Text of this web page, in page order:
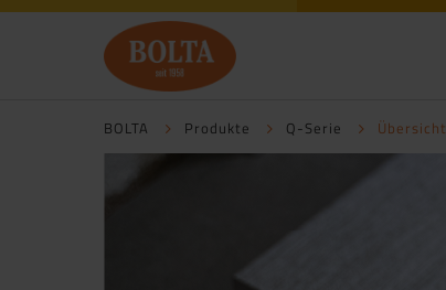
BOLTA Produkte Q-Serie Übersicht